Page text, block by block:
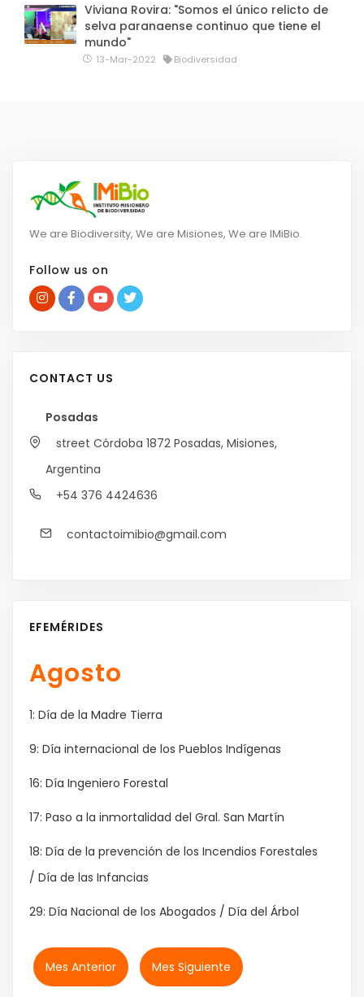
Viviana Rovira: "Somos el único relicto de
selva paranaense continuo que tiene el
mundo"
13-Mar-2022 Biodiversidad
We are Biodiversity, We are Misiones, We are IMiBio.
Follow us on
CONTACT US
Posadas
street Córdoba 1872 Posadas, Misiones,
Argentina
+54 376 4424636
contactoimibio@gmail.com
EFEMÉRIDES
Agosto
1: Día de la Madre Tierra
9: Día internacional de los Pueblos Indígenas
16: Día Ingeniero Forestal
17: Paso a la inmortalidad del Gral. San Martín
18: Día de la prevención de los Incendios Forestales
/ Día de las Infancias
29: Día Nacional de los Abogados / Día del Árbol
Mes Anterior Mes Siguiente